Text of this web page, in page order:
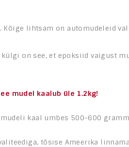
lihtsam on automudeleid
on see, et epoksiid vaigust
mudel kaalub üle 1.2kg!
kaal umbes 500-600
tõsise Ameerika